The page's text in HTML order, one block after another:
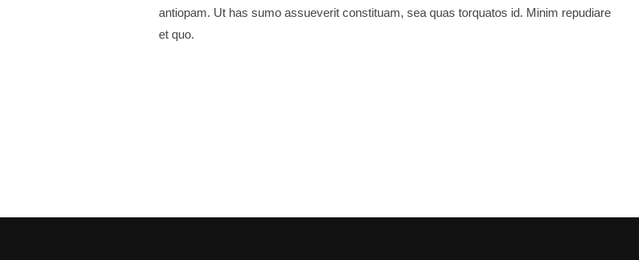
antiopam. Ut has sumo assueverit constituam, sea quas torquatos id. Minim repudiare
et quo.